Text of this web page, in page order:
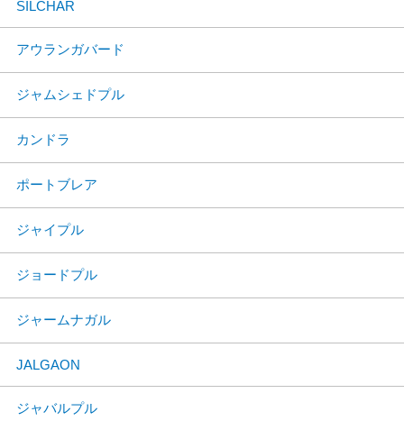
SILCHAR
アウランガバード
ジャムシェドプル
カンドラ
ポートブレア
ジャイプル
ジョードプル
ジャームナガル
JALGAON
ジャバルプル